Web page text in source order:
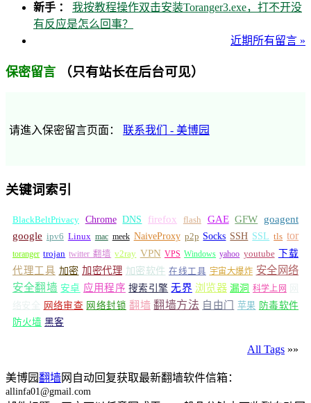
新手 ： 我按教程操作双击安装Toranger3.exe，打不开没
有反应是怎么回事？
近期所有留言 »
保密留言 （只有站长在后台可见）
请進入保密留言页面： 联系我们 - 美博园
关键词索引
BlackBeltPrivacy Chrome DNS firefox flash GAE GFW
goagent
google ipv6 Linux mac meek NaiveProxy p2p Socks SSH SSL tls tor
toranger trojan twitter 翻墙 v2ray VPN VPS Windows yahoo youtube 下载
代理工具 加密 加密代理 加密软件 在线工具 宇宙大爆炸 安全网络
安全翻墙 安卓 应用程序 搜索引擎 无界 浏览器 漏洞 科学上网
网络审查 网络封锁 翻墙 翻墙方法 自由门 苹果 防毒软件
防火墙 黑客
All Tags »»
美博园翻墙网自动回复获取最新翻墙软件信箱：
allinfa01@gmail.com